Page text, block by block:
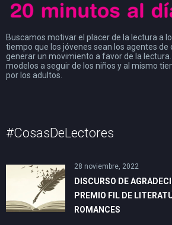
Buscamos motivar el placer de la lectura a
tiempo que los jóvenes sean los agentes de
generar un movimiento a favor de la
modelos a seguir de los niños y al mismo
por los adultos.
#CosasDeLectores
28 noviembre, 2022
DISCURSO DE
PREMIO FIL DE
ROMANCES